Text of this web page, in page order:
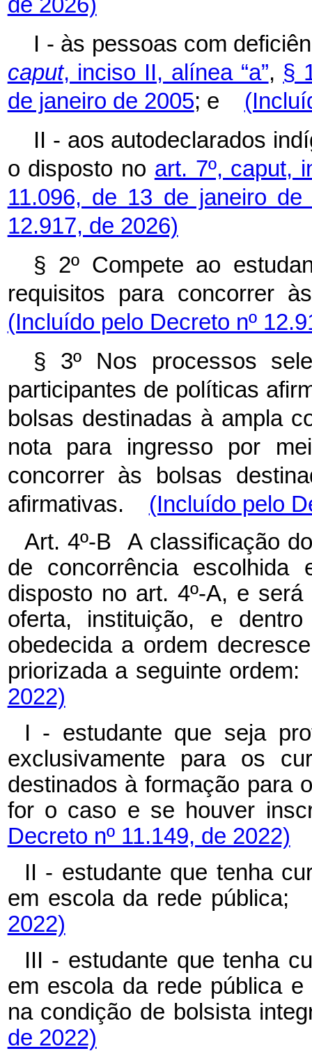
I - às pessoas com
caput, inciso II, alínea “a”, §
de janeiro de 2005; e
II - aos autodeclarados
o disposto no art. 7º, caput,
11.096, de 13 de janeiro de
12.917, de 2026)
§ 2º Compete ao
requisitos para concorrer
(Incluído pelo Decreto nº
§ 3º Nos processos
participantes de políticas
bolsas destinadas à ampla
nota para ingresso por
concorrer às bolsas
afirmativas.
(Incluído pelo
Art. 4º-BA classificação
de concorrência
disposto no art. 4º-A, e
oferta, instituição, e
obedecida a ordem
priorizada a seguinte
2022)
I - estudante que seja
exclusivamente para os
destinados à formação para
for o caso e se houver
Decreto nº 11.149, de 2022)
II - estudante que tenha
em escola da rede
2022)
III - estudante que tenha
em escola da rede pública
na condição de bolsista
de 2022)